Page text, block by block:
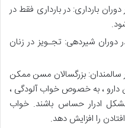
بارداری: در بارداری فقط در
شیردهی: تجـویز در زنان
بزرگسالان مسن ممکن
، به خصوص خواب آلودگی ،
ادرار حساس باشند. خواب
را افزایش دهد.